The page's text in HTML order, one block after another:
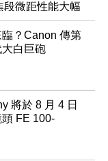
段微距性能大幅
？Canon 傳第
大白巨砲
將於 8 月 4 日
FE 100-